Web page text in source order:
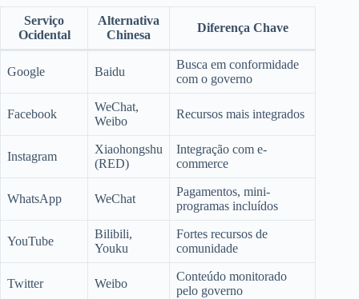
Serviço
Ocidental
Alternativa
Chinesa
Diferença Chave
Google Baidu
Busca em conformidade
com o governo
Facebook
WeChat,
Weibo
Recursos mais integrados
Instagram
Xiaohongshu
(RED)
Integração com e-
commerce
WhatsApp WeChat
Pagamentos, mini-
programas incluídos
YouTube
Bilibili,
Youku
Fortes recursos de
comunidade
Twitter Weibo
Conteúdo monitorado
pelo governo